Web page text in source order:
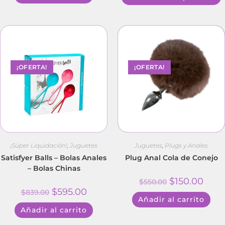
¡OFERTA!
¡Súper Liquidación! Juguetes
Satisfyer Balls – Bolas Anales
– Bolas Chinas
$839.00 $595.00
Añadir al carrito
¡OFERTA!
Juguetes Plugs y Anales
Plug Anal Cola de Conejo
$550.00 $150.00
Añadir al carrito